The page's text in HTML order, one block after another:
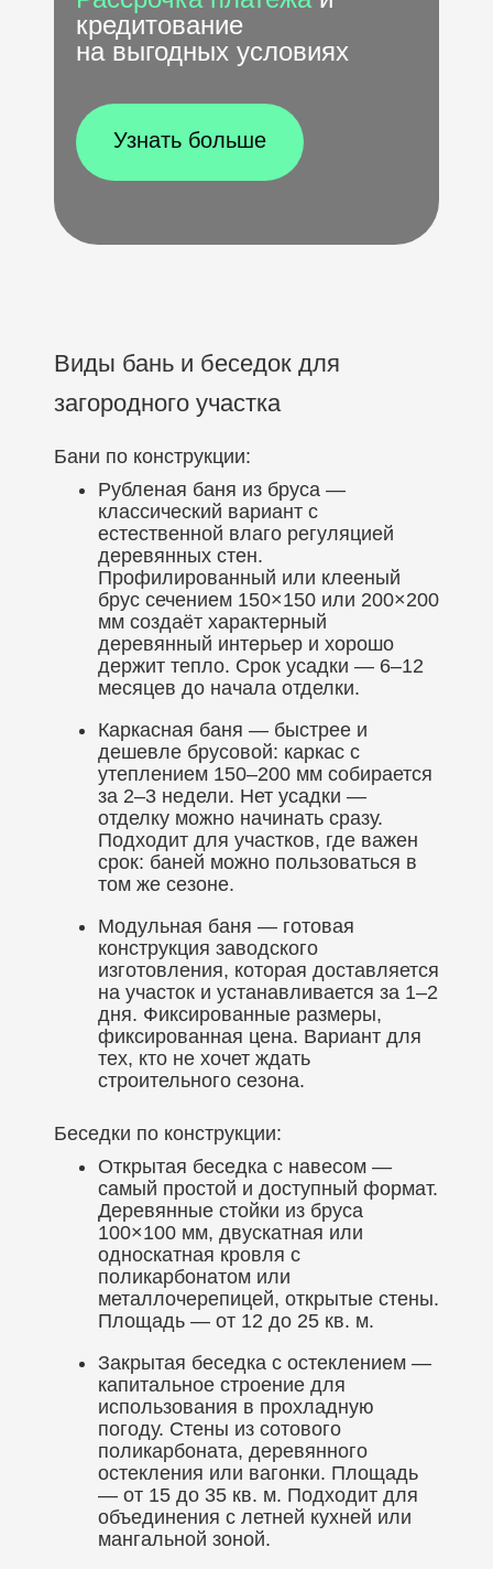
кредитование
на выгодных условиях
Узнать больше
Виды бань и беседок для
загородного участка
Бани по конструкции:
Рубленая баня из бруса —
классический вариант с
естественной влаго регуляцией
деревянных стен.
Профилированный или клееный
брус сечением 150×150 или 200×200
мм создаёт характерный
деревянный интерьер и хорошо
держит тепло. Срок усадки — 6–12
месяцев до начала отделки.
Каркасная баня — быстрее и
дешевле брусовой: каркас с
утеплением 150–200 мм собирается
за 2–3 недели. Нет усадки —
отделку можно начинать сразу.
Подходит для участков, где важен
срок: баней можно пользоваться в
том же сезоне.
Модульная баня — готовая
конструкция заводского
изготовления, которая доставляется
на участок и устанавливается за 1–2
дня. Фиксированные размеры,
фиксированная цена. Вариант для
тех, кто не хочет ждать
строительного сезона.
Беседки по конструкции:
Открытая беседка с навесом —
самый простой и доступный формат.
Деревянные стойки из бруса
100×100 мм, двускатная или
односкатная кровля с
поликарбонатом или
металлочерепицей, открытые стены.
Площадь — от 12 до 25 кв. м.
Закрытая беседка с остеклением —
капитальное строение для
использования в прохладную
погоду. Стены из сотового
поликарбоната, деревянного
остекления или вагонки. Площадь
— от 15 до 35 кв. м. Подходит для
объединения с летней кухней или
мангальной зоной.